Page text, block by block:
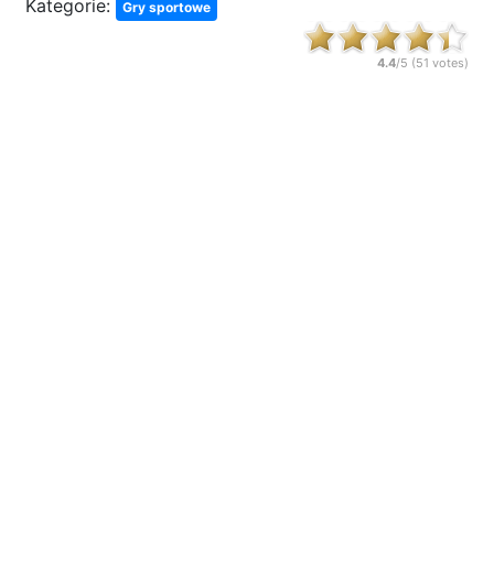
Kategorie:
Gry sportowe
4.4/5 (51 votes)